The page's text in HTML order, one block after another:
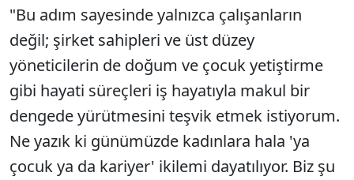
"Bu adım sayesinde yalnızca çalışanların
değil; şirket sahipleri ve üst düzey
yöneticilerin de doğum ve çocuk yetiştirme
gibi hayati süreçleri iş hayatıyla makul bir
dengede yürütmesini teşvik etmek istiyorum.
Ne yazık ki günümüzde kadınlara hala 'ya
çocuk ya da kariyer' ikilemi dayatılıyor. Biz şu